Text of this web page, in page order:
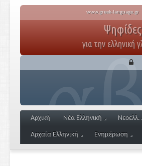
www.greek-language.gr
Ψηφίδες
για την ελληνική
Αρχική Νέα Ελληνική Νεοελλ.
Αρχαία Ελληνική Ενημέρωση